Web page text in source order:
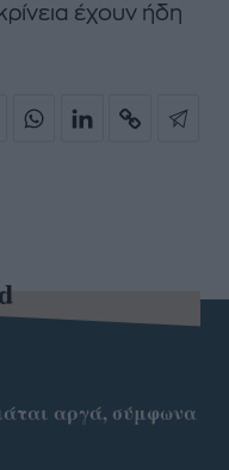
έχουν ήδη
αργά, σύμφωνα